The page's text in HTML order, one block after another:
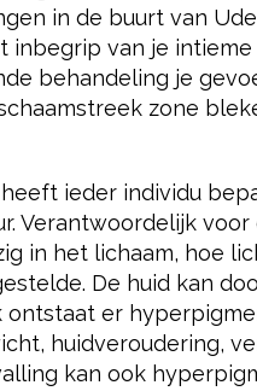
in de buurt van
inbegrip van je
behandeling je
zone
heeft ieder individu
Verantwoordelijk
in het lichaam, hoe
De huid kan
ontstaat er
huidveroudering,
kan ook